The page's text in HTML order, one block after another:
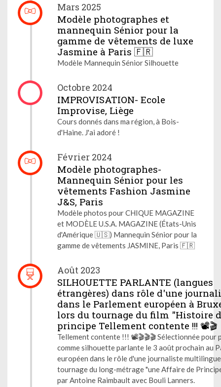
Mars 2025
Modèle photographes et
mannequin Sénior pour la
gamme de vêtements de luxe
Jasmine à Paris 🇫🇷
Modèle Mannequin Sénior Silhouette
Octobre 2024
IMPROVISATION- Ecole
Improvise, Liège
Cours donnés dans ma région, à Bois-
d'Haine. J'ai adoré !
Février 2024
Modèle photographes-
Mannequin Sénior pour les
vêtements Fashion Jasmine
J&S, Paris
Modèle photos pour CHIQUE MAGAZINE
et MODÈLE U.S.A. MAGAZINE (États-Unis
d'Amérique 🇺🇸) Mannequin Sénior pour la
gamme de vêtements JASMINE, Paris 🇫🇷
Août 2023
SILHOUETTE PARLANTE (langues
étrangères) dans rôle d'une
dans le Parlement européen à
lors du tournage du film "Histoire
principe Tellement contente !!! 📽🎬
Tellement contente !!! 📽🎬🎬🎬 Sélectionnée pour
comme silhouette parlante le 3 août prochain au
européen dans le rôle d'une journaliste
tournage du long-métrage "une Affaire de
par Antoine Raimbault avec Bouli Lanners.